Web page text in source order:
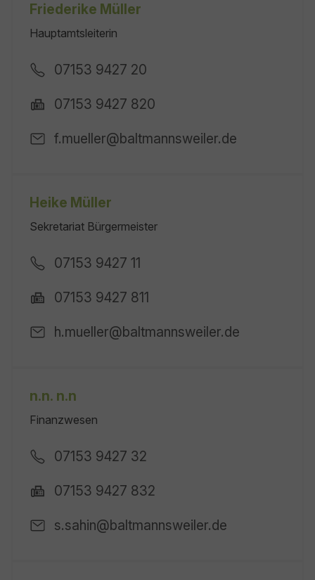
Friederike Müller
Hauptamtsleiterin
07153 9427 20
07153 9427 820
f.mueller@baltmannsweiler.de
Heike Müller
Sekretariat Bürgermeister
07153 9427 11
07153 9427 811
h.mueller@baltmannsweiler.de
n.n. n.n
Finanzwesen
07153 9427 32
07153 9427 832
s.sahin@baltmannsweiler.de